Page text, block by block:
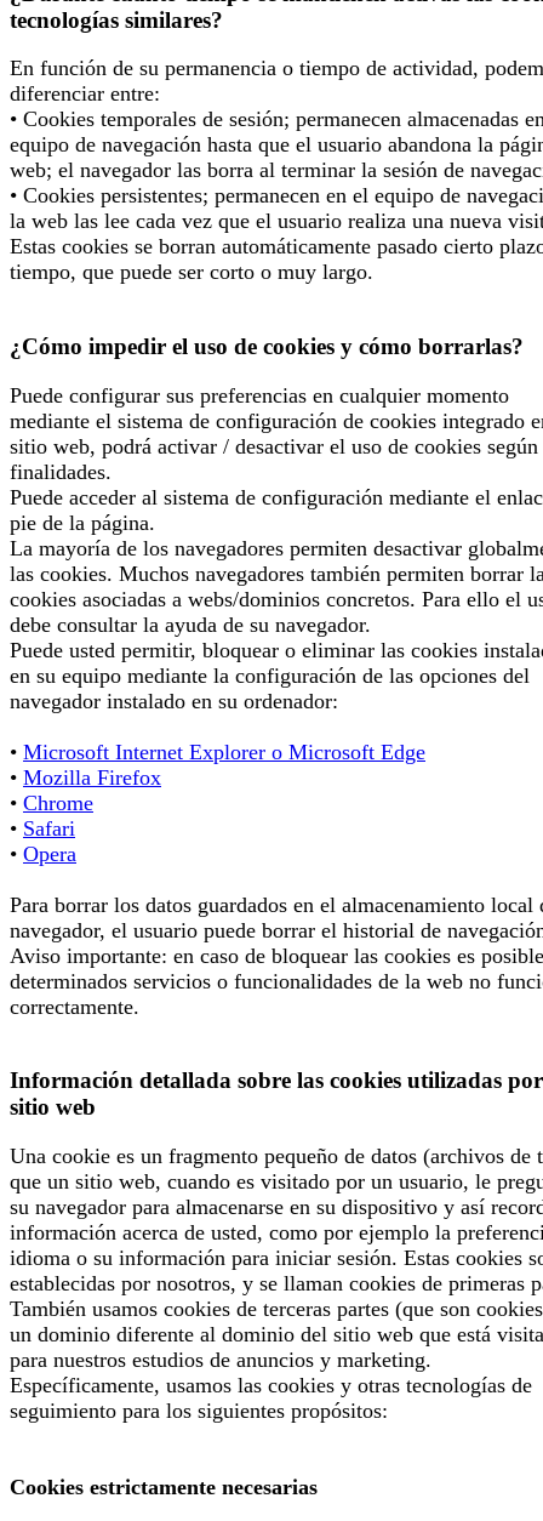
tecnologías similares?
En función de su permanencia o tiempo de actividad,
diferenciar entre:
• Cookies temporales de sesión; permanecen almacenadas
equipo de navegación hasta que el usuario abandona la
web; el navegador las borra al terminar la sesión de
• Cookies persistentes; permanecen en el equipo de
la web las lee cada vez que el usuario realiza una nueva
Estas cookies se borran automáticamente pasado cierto
tiempo, que puede ser corto o muy largo.
¿Cómo impedir el uso de cookies y cómo borrarlas?
Puede configurar sus preferencias en cualquier momento
mediante el sistema de configuración de cookies integrado
sitio web, podrá activar / desactivar el uso de cookies según
finalidades.
Puede acceder al sistema de configuración mediante el
pie de la página.
La mayoría de los navegadores permiten desactivar
las cookies. Muchos navegadores también permiten borrar
cookies asociadas a webs/dominios concretos. Para ello el
debe consultar la ayuda de su navegador.
Puede usted permitir, bloquear o eliminar las cookies
en su equipo mediante la configuración de las opciones del
navegador instalado en su ordenador:
• Microsoft Internet Explorer o Microsoft Edge
• Mozilla Firefox
• Chrome
• Safari
• Opera
Para borrar los datos guardados en el almacenamiento local
navegador, el usuario puede borrar el historial de
Aviso importante: en caso de bloquear las cookies es
determinados servicios o funcionalidades de la web no
correctamente.
Información detallada sobre las cookies utilizadas por
sitio web
Una cookie es un fragmento pequeño de datos (archivos de
que un sitio web, cuando es visitado por un usuario, le
su navegador para almacenarse en su dispositivo y así
información acerca de usted, como por ejemplo la
idioma o su información para iniciar sesión. Estas cookies
establecidas por nosotros, y se llaman cookies de primeras
También usamos cookies de terceras partes (que son
un dominio diferente al dominio del sitio web que está
para nuestros estudios de anuncios y marketing.
Específicamente, usamos las cookies y otras tecnologías de
seguimiento para los siguientes propósitos:
Cookies estrictamente necesarias